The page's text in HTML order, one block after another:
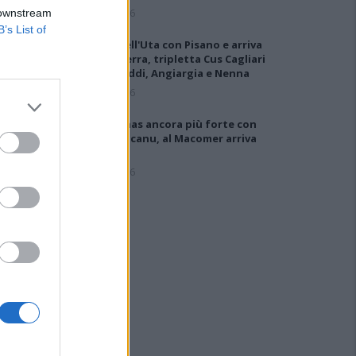
List of
5 Ago 2026
Colpo dell'Uta con Pisano e arriva
anche Serra, tripletta Cus Cagliari
con Piroddi, Angiargia e Nenna
5 Ago 2026
Il Coghinas ancora più forte con
Sechi e Scanu, al Macomer arriva
5 Ago 2026